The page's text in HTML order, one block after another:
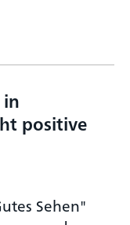
in
positive
Sehen"